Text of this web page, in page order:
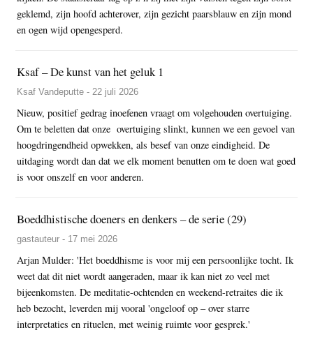
geklemd, zijn hoofd achterover, zijn gezicht paarsblauw en zijn mond
en ogen wijd opengesperd.
Ksaf – De kunst van het geluk 1
Ksaf Vandeputte - 22 juli 2026
Nieuw, positief gedrag inoefenen vraagt om volgehouden overtuiging.
Om te beletten dat onze overtuiging slinkt, kunnen we een gevoel van
hoogdringendheid opwekken, als besef van onze eindigheid. De
uitdaging wordt dan dat we elk moment benutten om te doen wat goed
is voor onszelf en voor anderen.
Boeddhistische doeners en denkers – de serie (29)
gastauteur - 17 mei 2026
Arjan Mulder: 'Het boeddhisme is voor mij een persoonlijke tocht. Ik
weet dat dit niet wordt aangeraden, maar ik kan niet zo veel met
bijeenkomsten. De meditatie-ochtenden en weekend-retraites die ik
heb bezocht, leverden mij vooral 'ongeloof op – over starre
interpretaties en rituelen, met weinig ruimte voor gesprek.'